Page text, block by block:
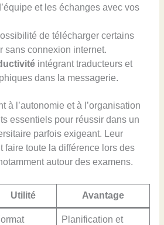
et les échanges avec vos
de télécharger certains
sans connexion internet.
intégrant traducteurs et
dans la messagerie.
à l’autonomie et à l’organisation
essentiels pour réussir dans un
parfois exigeant. Leur
faire toute la différence lors des
autour des examens.
Utilité Avantage
Planification et